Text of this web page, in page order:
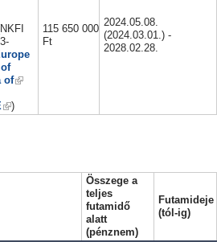
of
)
115 650 000
Ft
2024.05.08.
(2024.03.01.) -
2028.02.28.
Összege a
teljes
futamidő
alatt
(pénznem)
Futamideje
(tól-ig)